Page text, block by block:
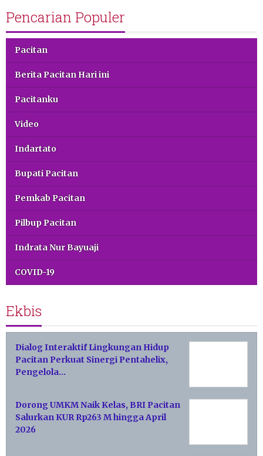
Pencarian Populer
Pacitan
Berita Pacitan Hari ini
Pacitanku
Video
Indartato
Bupati Pacitan
Pemkab Pacitan
Pilbup Pacitan
Indrata Nur Bayuaji
COVID-19
Ekbis
Dialog Interaktif Lingkungan Hidup
Pacitan Perkuat Sinergi Pentahelix,
Pengelola…
Dorong UMKM Naik Kelas, BRI Pacitan
Salurkan KUR Rp263 M hingga April
2026